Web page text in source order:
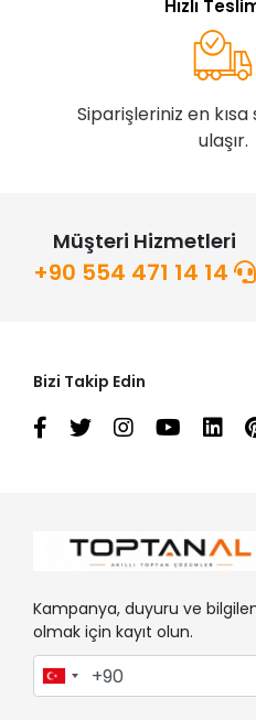
Hızlı
Siparişleriniz en
ulaşır.
Müşteri Hizmetleri
+90 554 471 14 14
Bizi Takip Edin
Kampanya, duyuru ve
olmak için kayıt olun.